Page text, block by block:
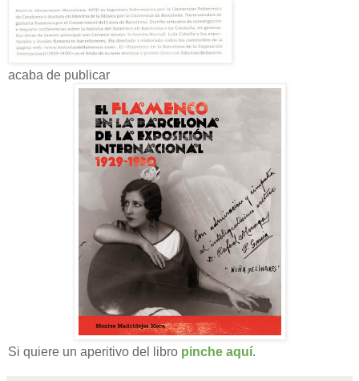
acaba de publicar
Si quiere un aperitivo del libro pinche aquí.